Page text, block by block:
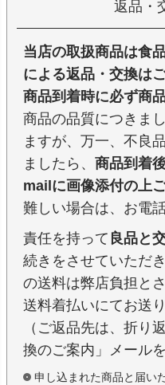
返品・
当店の取扱商品は食
による返品・交換は
商品到着時に必ず商
商品の品質につきま
ますが、万一、不良
ましたら、 商品到着
mailに画像添付の上
難しい場合は、お電
責任を持って 良品と
続きをさせていただ
の送料は弊店負担と
送料着払いにてお送
（ご返品先は、折り
換のご案内」メール
申し込まれた商品と届い